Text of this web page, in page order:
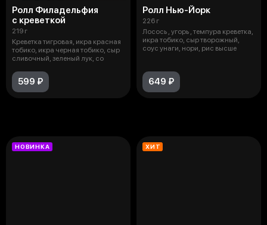
Ролл Филадельфия
с креветкой
219 г
Креветка тигровая, икра красная
тобико, икра черная тобико, сыр
сливочный, зеленый лук, со
599 ₽
Ролл Нью-Йорк
226 г
Лосось , угорь , темпура креветка,
икра тобико, сыр творожный,
соус унаги, нори, рис высше
649 ₽
НОВИНКА ХИТ